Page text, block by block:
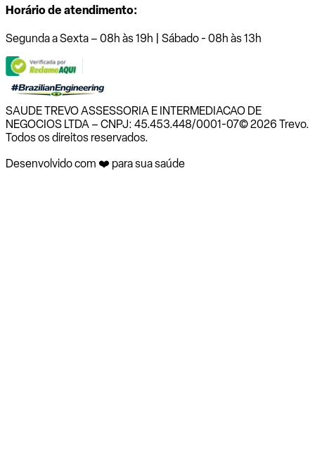
Horário de atendimento:
Segunda a Sexta – 08h às 19h | Sábado - 08h às 13h
SAUDE TREVO ASSESSORIA E INTERMEDIACAO DE
NEGOCIOS LTDA – CNPJ: 45.453.448/0001-07© 2026 Trevo.
Todos os direitos reservados.
Desenvolvido com ❤️ para sua saúde